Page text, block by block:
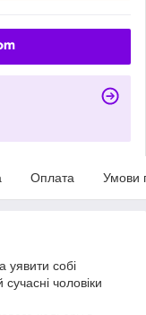
Оплата Умови
уявити собі
чоловіки